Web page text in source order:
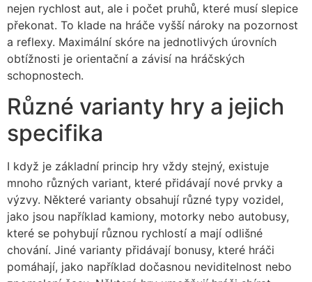
nejen rychlost aut, ale i počet pruhů, které musí slepice
překonat. To klade na hráče vyšší nároky na pozornost
a reflexy. Maximální skóre na jednotlivých úrovních
obtížnosti je orientační a závisí na hráčských
schopnostech.
Různé varianty hry a jejich
specifika
I když je základní princip hry vždy stejný, existuje
mnoho různých variant, které přidávají nové prvky a
výzvy. Některé varianty obsahují různé typy vozidel,
jako jsou například kamiony, motorky nebo autobusy,
které se pohybují různou rychlostí a mají odlišné
chování. Jiné varianty přidávají bonusy, které hráči
pomáhají, jako například dočasnou neviditelnost nebo